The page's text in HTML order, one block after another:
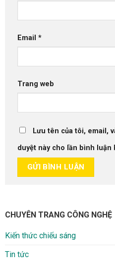
Email *
Trang web
Lưu tên của tôi, email,
duyệt này cho lần bình luận
CHUYÊN TRANG CÔNG NGHỆ
Kiến thức chiếu sáng
Tin tức